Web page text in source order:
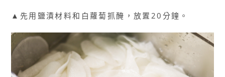
▲先用鹽漬材料和白蘿蔔抓醃，放置20分鐘。